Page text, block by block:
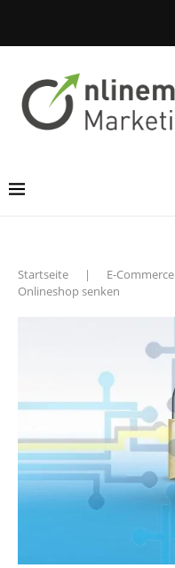
Startseite | E-Commerce
Onlineshop senken